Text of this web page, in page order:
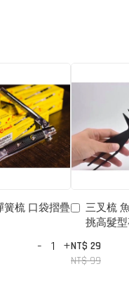
簧梳 口袋摺疊
- +
三叉梳
挑高髮
NT$ 29
NT$ 99